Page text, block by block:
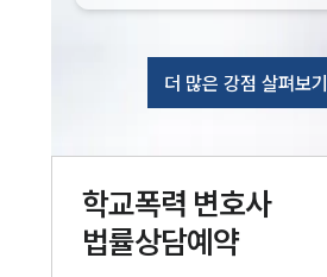
더 많은 강점 살펴보기
학교폭력 변호사
법률상담예약